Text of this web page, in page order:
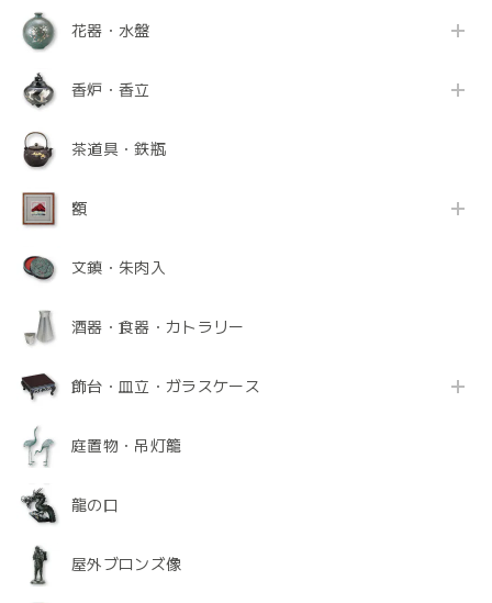
花器・水盤
香炉・香立
茶道具・鉄瓶
額
文鎮・朱肉入
酒器・食器・カトラリー
飾台・皿立・ガラスケース
庭置物・吊灯籠
龍の口
屋外ブロンズ像